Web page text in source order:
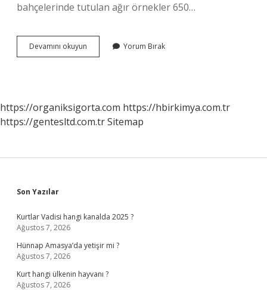
bahçelerinde tutulan ağır örnekler 650…
Devamını okuyun
Öküzü
Yorum Bırak
https://organiksigorta.com https://hbirkimya.com.tr
https://gentesltd.com.trSitemap
Sidebar
Son Yazılar
Kurtlar Vadisi hangi kanalda 2025 ?
Ağustos 7, 2026
Hünnap Amasya’da yetişir mi ?
Ağustos 7, 2026
Kurt hangi ülkenin hayvanı ?
Ağustos 7, 2026